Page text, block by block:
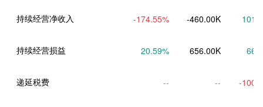
持续经营净收入 -174.55% -460.00K
持续经营损益 20.59% 656.00K
递延税费 -- -- -